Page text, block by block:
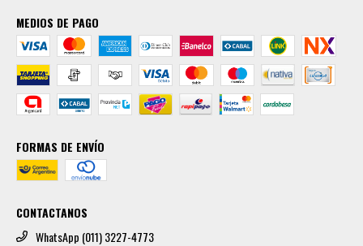
MEDIOS DE PAGO
FORMAS DE ENVÍO
CONTACTANOS
WhatsApp (011) 3227-4773